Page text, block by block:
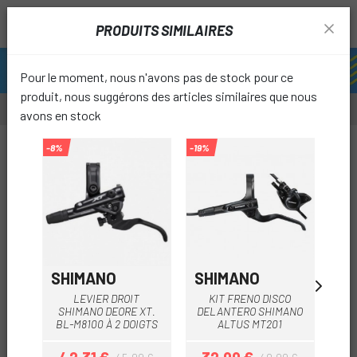
PRODUITS SIMILAIRES
Pour le moment, nous n'avons pas de stock pour ce
produit, nous suggérons des articles similaires que nous
avons en stock
-8%
SHIMANO
LEVIER DROIT
SHIMANO DEORE XT.
BL-M8100 À 2 DOIGTS
-19%
SHIMANO
KIT FRENO DISCO
DELANTERO SHIMANO
ALTUS MT201